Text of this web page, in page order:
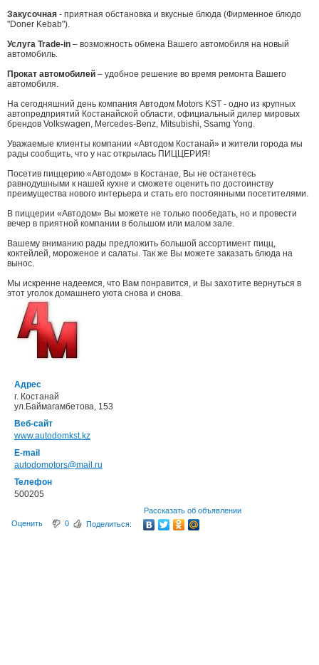
Закусочная - приятная обстановка и вкусные блюда (Фирменное блюдо
"Doner Kebab").
Услуга Trade-in – возможность обмена Вашего автомобиля на новый
автомобиль.
Прокат автомобилей – удобное решение во время ремонта Вашего
автомобиля.
На сегодняшний день компания Автодом Motors KST - одно из крупных
автопредприятий Костанайской области, официальный дилер мировых
брендов Volkswagen, Mercedes-Benz, Mitsubishi, Ssamg Yong.
Уважаемые клиенты компании «Автодом Костанай» и жители города мы
рады сообщить, что у нас открылась ПИЦЦЕРИЯ!
Посетив пиццерию «Автодом» в Костанае, Вы не останетесь
равнодушными к нашей кухне и сможете оценить по достоинству
преимущества нового интерьера и стать его постоянными посетителями.
В пиццерии «Автодом» Вы можете не только пообедать, но и провести
вечер в приятной компании в большом или малом зале.
Вашему вниманию рады предложить большой ассортимент пицц,
коктейлей, мороженое и салаты. Так же Вы можете заказать блюда на
вынос.
Мы искренне надеемся, что Вам понравится, и Вы захотите вернуться в
этот уголок домашнего уюта снова и снова.
Адрес
г. Костанай
ул.Баймагамбетова, 153
Веб-сайт
www.autodomkst.kz
E-mail
autodomotors@mail.ru
Телефон
500205
Рассказать об объявлении
Оценить
0 Поделиться: